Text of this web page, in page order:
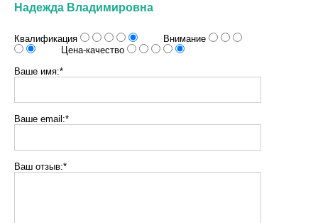
Надежда Владимировна
Квалификация
Внимание
Цена-качество
Ваше имя:*
Ваше email:*
Ваш отзыв:*